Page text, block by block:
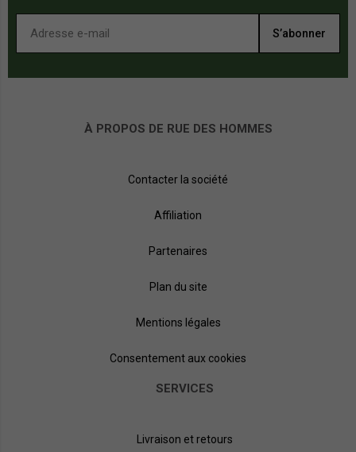
S’abonner
À PROPOS DE RUE DES HOMMES
Contacter la société
Affiliation
Partenaires
Plan du site
Mentions légales
Consentement aux cookies
SERVICES
Livraison et retours